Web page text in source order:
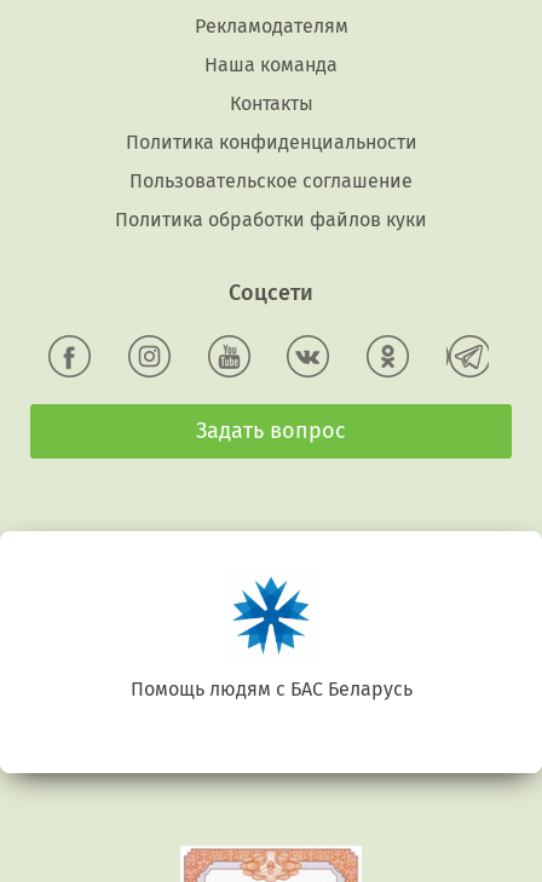
Рекламодателям
Наша команда
Контакты
Политика конфиденциальности
Пользовательское соглашение
Политика обработки файлов куки
Соцсети
Задать вопрос
Беларусь. Gluten free
Предыдущий